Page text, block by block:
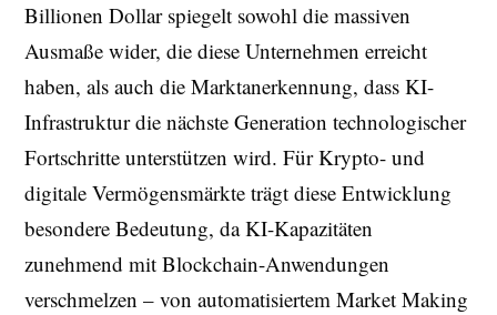
Billionen Dollar spiegelt sowohl die massiven
Ausmaße wider, die diese Unternehmen erreicht
haben, als auch die Marktanerkennung, dass KI-
Infrastruktur die nächste Generation technologischer
Fortschritte unterstützen wird. Für Krypto- und
digitale Vermögensmärkte trägt diese Entwicklung
besondere Bedeutung, da KI-Kapazitäten
zunehmend mit Blockchain-Anwendungen
verschmelzen – von automatisiertem Market Making